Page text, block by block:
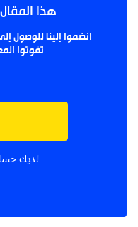
هذا
انضموا إلينا للوصول
تفوتوا
لديك